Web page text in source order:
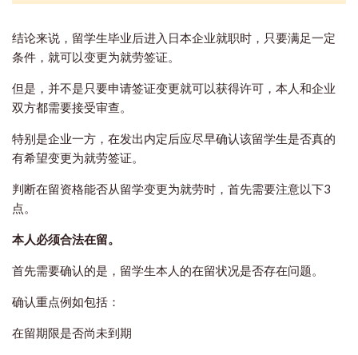
结论来说，留学生毕业后进入日本企业就职时，只要满足一定
条件，就可以变更为就劳签证。
但是，并不是只要申请签证变更就可以获得许可，本人和企业
双方都需要接受审查。
特别是企业一方，在发出内定后应尽早确认该留学生是否真的
有希望变更为就劳签证。
判断在留资格能否从留学变更为就劳时，首先需要注意以下3
点。
本人必须合法在留。
首先需要确认的是，留学生本人的在留状况是否存在问题。
确认重点例如包括：
在留期限是否尚未到期